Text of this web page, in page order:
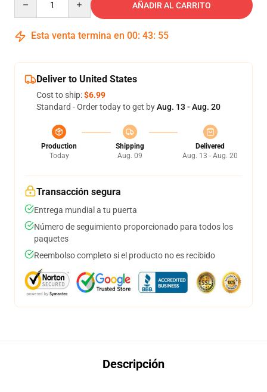
AÑADIR AL CARRITO
Esta venta termina en 00: 43: 55
Deliver to United States
Cost to ship:$6.99
Standard - Order today to get byAug. 13 - Aug. 20
Production
Today
Shipping
Aug. 09
Delivered
Aug. 13 - Aug. 20
Transacción segura
Entrega mundial a tu puerta
Número de seguimiento proporcionado para todos los
paquetes
Reembolso completo si el producto no es recibido
Descripción